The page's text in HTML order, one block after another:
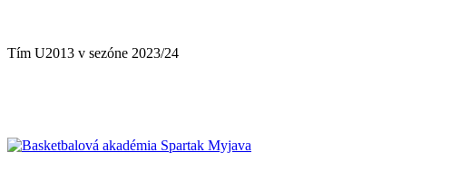
Tím U2013 v sezóne 2023/24